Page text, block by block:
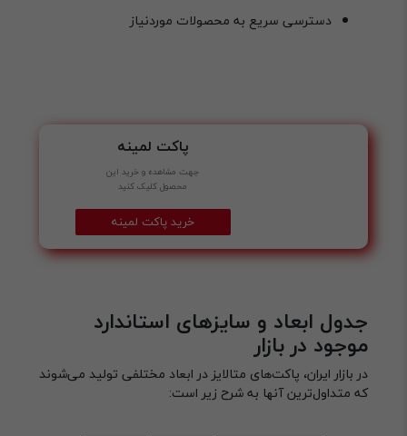
دسترسی سریع به محصولات موردنیاز
پاکت لمینه
جهت مشاهده و خرید این
محصول کلیک کنید
خرید پاکت لمینه
جدول ابعاد و سایزهای استاندارد
موجود در بازار
در بازار ایران، پاکت‌های متالایز در ابعاد مختلفی تولید می‌شوند
که متداول‌ترین آنها به شرح زیر است: